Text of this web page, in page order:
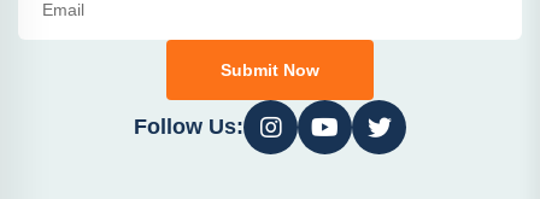
Submit Now
Follow Us: